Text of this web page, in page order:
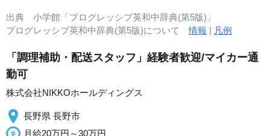
出典 小学館「プログレッシブ英和中辞典(第5版)」
プログレッシブ英和中辞典(第5版)について情報 | 凡例
「調理補助・配送スタッフ」経験者歓迎/マイカー通
勤可
株式会社NIKKOホールディングス
長野県 長野市
月給20万円～30万円